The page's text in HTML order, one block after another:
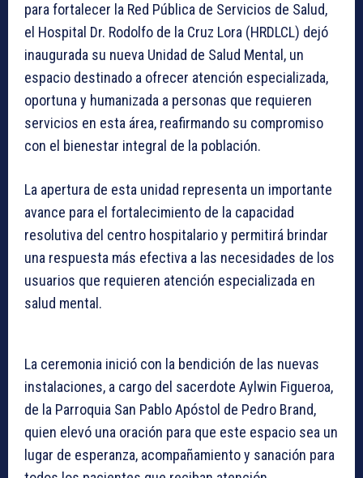
para fortalecer la Red Pública de Servicios de Salud,
el Hospital Dr. Rodolfo de la Cruz Lora (HRDLCL) dejó
inaugurada su nueva Unidad de Salud Mental, un
espacio destinado a ofrecer atención especializada,
oportuna y humanizada a personas que requieren
servicios en esta área, reafirmando su compromiso
con el bienestar integral de la población.
La apertura de esta unidad representa un importante
avance para el fortalecimiento de la capacidad
resolutiva del centro hospitalario y permitirá brindar
una respuesta más efectiva a las necesidades de los
usuarios que requieren atención especializada en
salud mental.
La ceremonia inició con la bendición de las nuevas
instalaciones, a cargo del sacerdote Aylwin Figueroa,
de la Parroquia San Pablo Apóstol de Pedro Brand,
quien elevó una oración para que este espacio sea un
lugar de esperanza, acompañamiento y sanación para